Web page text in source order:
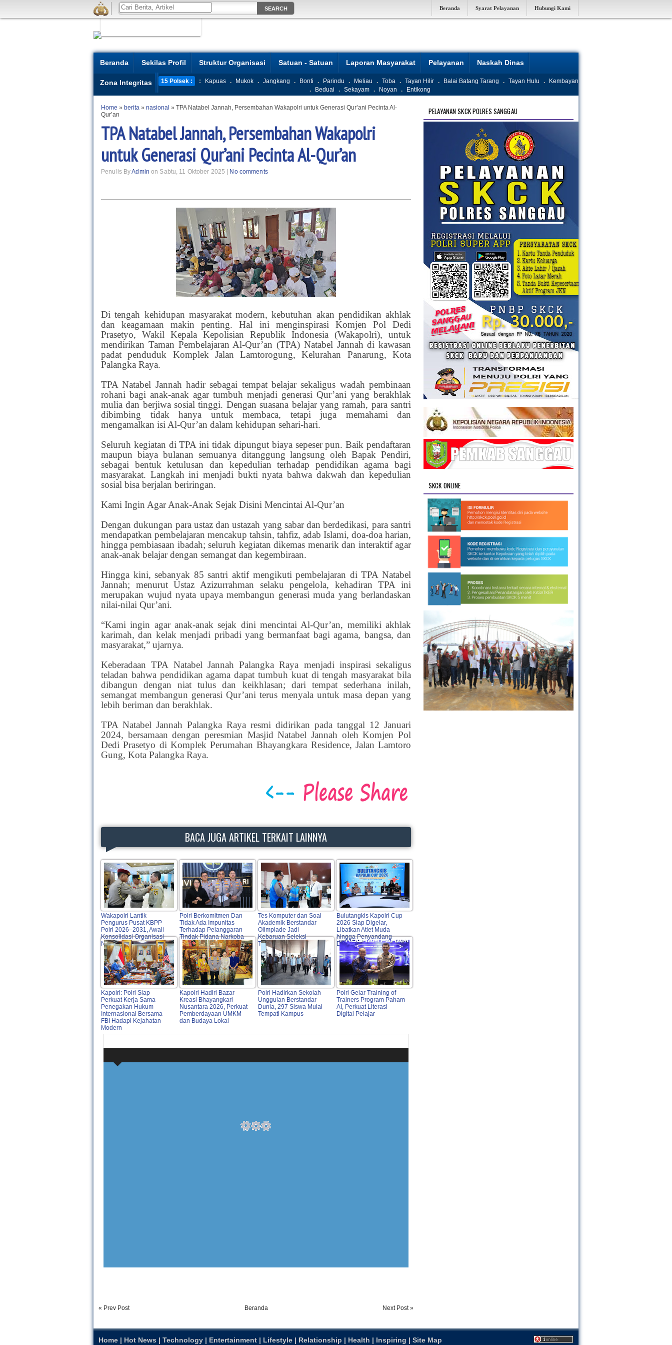
Beranda Syarat Pelayanan Hubungi Kami
Beranda Sekilas Profil Struktur Organisasi Satuan - Satuan Laporan Masyarakat Pelayanan Naskah Dinas
Zona Integritas 15 Polsek : : Kapuas . Mukok . Jangkang . Bonti . Parindu . Meliau . Toba . Tayan Hilir . Balai Batang Tarang . Tayan Hulu .
Kembayan
.
Beduai . Sekayam . Noyan . Entikong
Home » berita » nasional » TPA Natabel Jannah, Persembahan Wakapolri untuk Generasi Qur’ani Pecinta Al-
Qur’an
TPA Natabel Jannah, Persembahan Wakapolri
untuk Generasi Qur’ani Pecinta Al-Qur’an
Penulis ByAdmin on Sabtu, 11 Oktober 2025 | No comments
Di tengah kehidupan masyarakat modern, kebutuhan akan pendidikan akhlak
dan keagamaan makin penting. Hal ini menginspirasi Komjen Pol Dedi
Prasetyo, Wakil Kepala Kepolisian Republik Indonesia (Wakapolri), untuk
mendirikan Taman Pembelajaran Al-Qur’an (TPA) Natabel Jannah di kawasan
padat penduduk Komplek Jalan Lamtorogung, Kelurahan Panarung, Kota
Palangka Raya.
TPA Natabel Jannah hadir sebagai tempat belajar sekaligus wadah pembinaan
rohani bagi anak-anak agar tumbuh menjadi generasi Qur’ani yang berakhlak
mulia dan berjiwa sosial tinggi. Dengan suasana belajar yang ramah, para santri
dibimbing tidak hanya untuk membaca, tetapi juga memahami dan
mengamalkan isi Al-Qur’an dalam kehidupan sehari-hari.
Seluruh kegiatan di TPA ini tidak dipungut biaya sepeser pun. Baik pendaftaran
maupun biaya bulanan semuanya ditanggung langsung oleh Bapak Pendiri,
sebagai bentuk ketulusan dan kepedulian terhadap pendidikan agama bagi
masyarakat. Langkah ini menjadi bukti nyata bahwa dakwah dan kepedulian
sosial bisa berjalan beriringan.
Kami Ingin Agar Anak-Anak Sejak Disini Mencintai Al-Qur’an
Dengan dukungan para ustaz dan ustazah yang sabar dan berdedikasi, para santri
mendapatkan pembelajaran mencakup tahsin, tahfiz, adab Islami, doa-doa harian,
hingga pembiasaan ibadah; seluruh kegiatan dikemas menarik dan interaktif agar
anak-anak belajar dengan semangat dan kegembiraan.
Hingga kini, sebanyak 85 santri aktif mengikuti pembelajaran di TPA Natabel
Jannah; menurut Ustaz Azizurrahman selaku pengelola, kehadiran TPA ini
merupakan wujud nyata upaya membangun generasi muda yang berlandaskan
nilai-nilai Qur’ani.
“Kami ingin agar anak-anak sejak dini mencintai Al-Qur’an, memiliki akhlak
karimah, dan kelak menjadi pribadi yang bermanfaat bagi agama, bangsa, dan
masyarakat,” ujarnya.
Keberadaan TPA Natabel Jannah Palangka Raya menjadi inspirasi sekaligus
teladan bahwa pendidikan agama dapat tumbuh kuat di tengah masyarakat bila
dibangun dengan niat tulus dan keikhlasan; dari tempat sederhana inilah,
semangat membangun generasi Qur’ani terus menyala untuk masa depan yang
lebih beriman dan berakhlak.
TPA Natabel Jannah Palangka Raya resmi didirikan pada tanggal 12 Januari
2024, bersamaan dengan peresmian Masjid Natabel Jannah oleh Komjen Pol
Dedi Prasetyo di Komplek Perumahan Bhayangkara Residence, Jalan Lamtoro
Gung, Kota Palangka Raya.
BACA JUGA ARTIKEL TERKAIT LAINNYA
Wakapolri Lantik
Pengurus Pusat KBPP
Polri 2026–2031, Awali
Konsolidasi Organisasi
Nasional
Polri Berkomitmen Dan
Tidak Ada Impunitas
Terhadap Pelanggaran
Tindak Pidana Narkoba
Tes Komputer dan Soal
Akademik Berstandar
Olimpiade Jadi
Kebaruan Seleksi
Taruna Akpol 2026
Bulutangkis Kapolri Cup
2026 Siap Digelar,
Libatkan Atlet Muda
hingga Penyandang
Disabilitas
Kapolri: Polri Siap
Perkuat Kerja Sama
Penegakan Hukum
Internasional Bersama
FBI Hadapi Kejahatan
Modern
Kapolri Hadiri Bazar
Kreasi Bhayangkari
Nusantara 2026, Perkuat
Pemberdayaan UMKM
dan Budaya Lokal
Polri Hadirkan Sekolah
Unggulan Berstandar
Dunia, 297 Siswa Mulai
Tempati Kampus
Polri Gelar Training of
Trainers Program Paham
AI, Perkuat Literasi
Digital Pelajar
« Prev Post Next Post »
Beranda
PELAYANAN SKCK POLRES SANGGAU
SKCK ONLINE
Home | Hot News | Technology | Entertainment | Lifestyle | Relationship | Health | Inspiring | Site Map